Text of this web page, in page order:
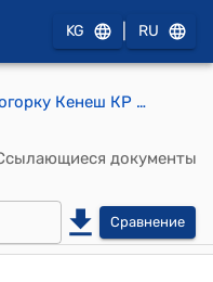
KG RU
Постановление ЗС Жогорку Кенеш КР от 4 сентября 1997 года 3 № 801-1 "О заместителе Торага Законодательного собрания Жогорку Кенеша Кыргызской Республики"
документы
Сравнение